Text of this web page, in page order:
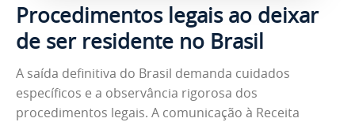
Procedimentos legais ao deixar
de ser residente no Brasil
A saída definitiva do Brasil demanda cuidados
específicos e a observância rigorosa dos
procedimentos legais. A comunicação à Receita